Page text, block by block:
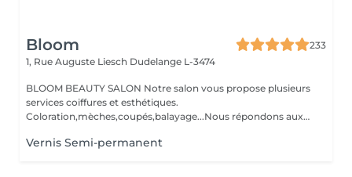
Bloom
233
1, Rue Auguste Liesch Dudelange L-3474
BLOOM BEAUTY SALON Notre salon vous propose plusieurs
services coiffures et esthétiques.
Coloration,mèches,coupés,balayage...Nous répondons aux
Vernis Semi-permanent